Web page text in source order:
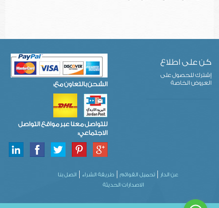
كن على اطلاع
إشترك للحصول على
العروض الخاصة
الشحن بالتعاون مع:
للتواصل معنا عبر مواقع التواصل
الاجتماعي:
عن الدار تحميل القوائم طريقة الشراء
اتصل بنا
الاصدارات الحديثة